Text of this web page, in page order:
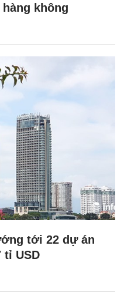
không
tới 22 dự án
tỉ USD